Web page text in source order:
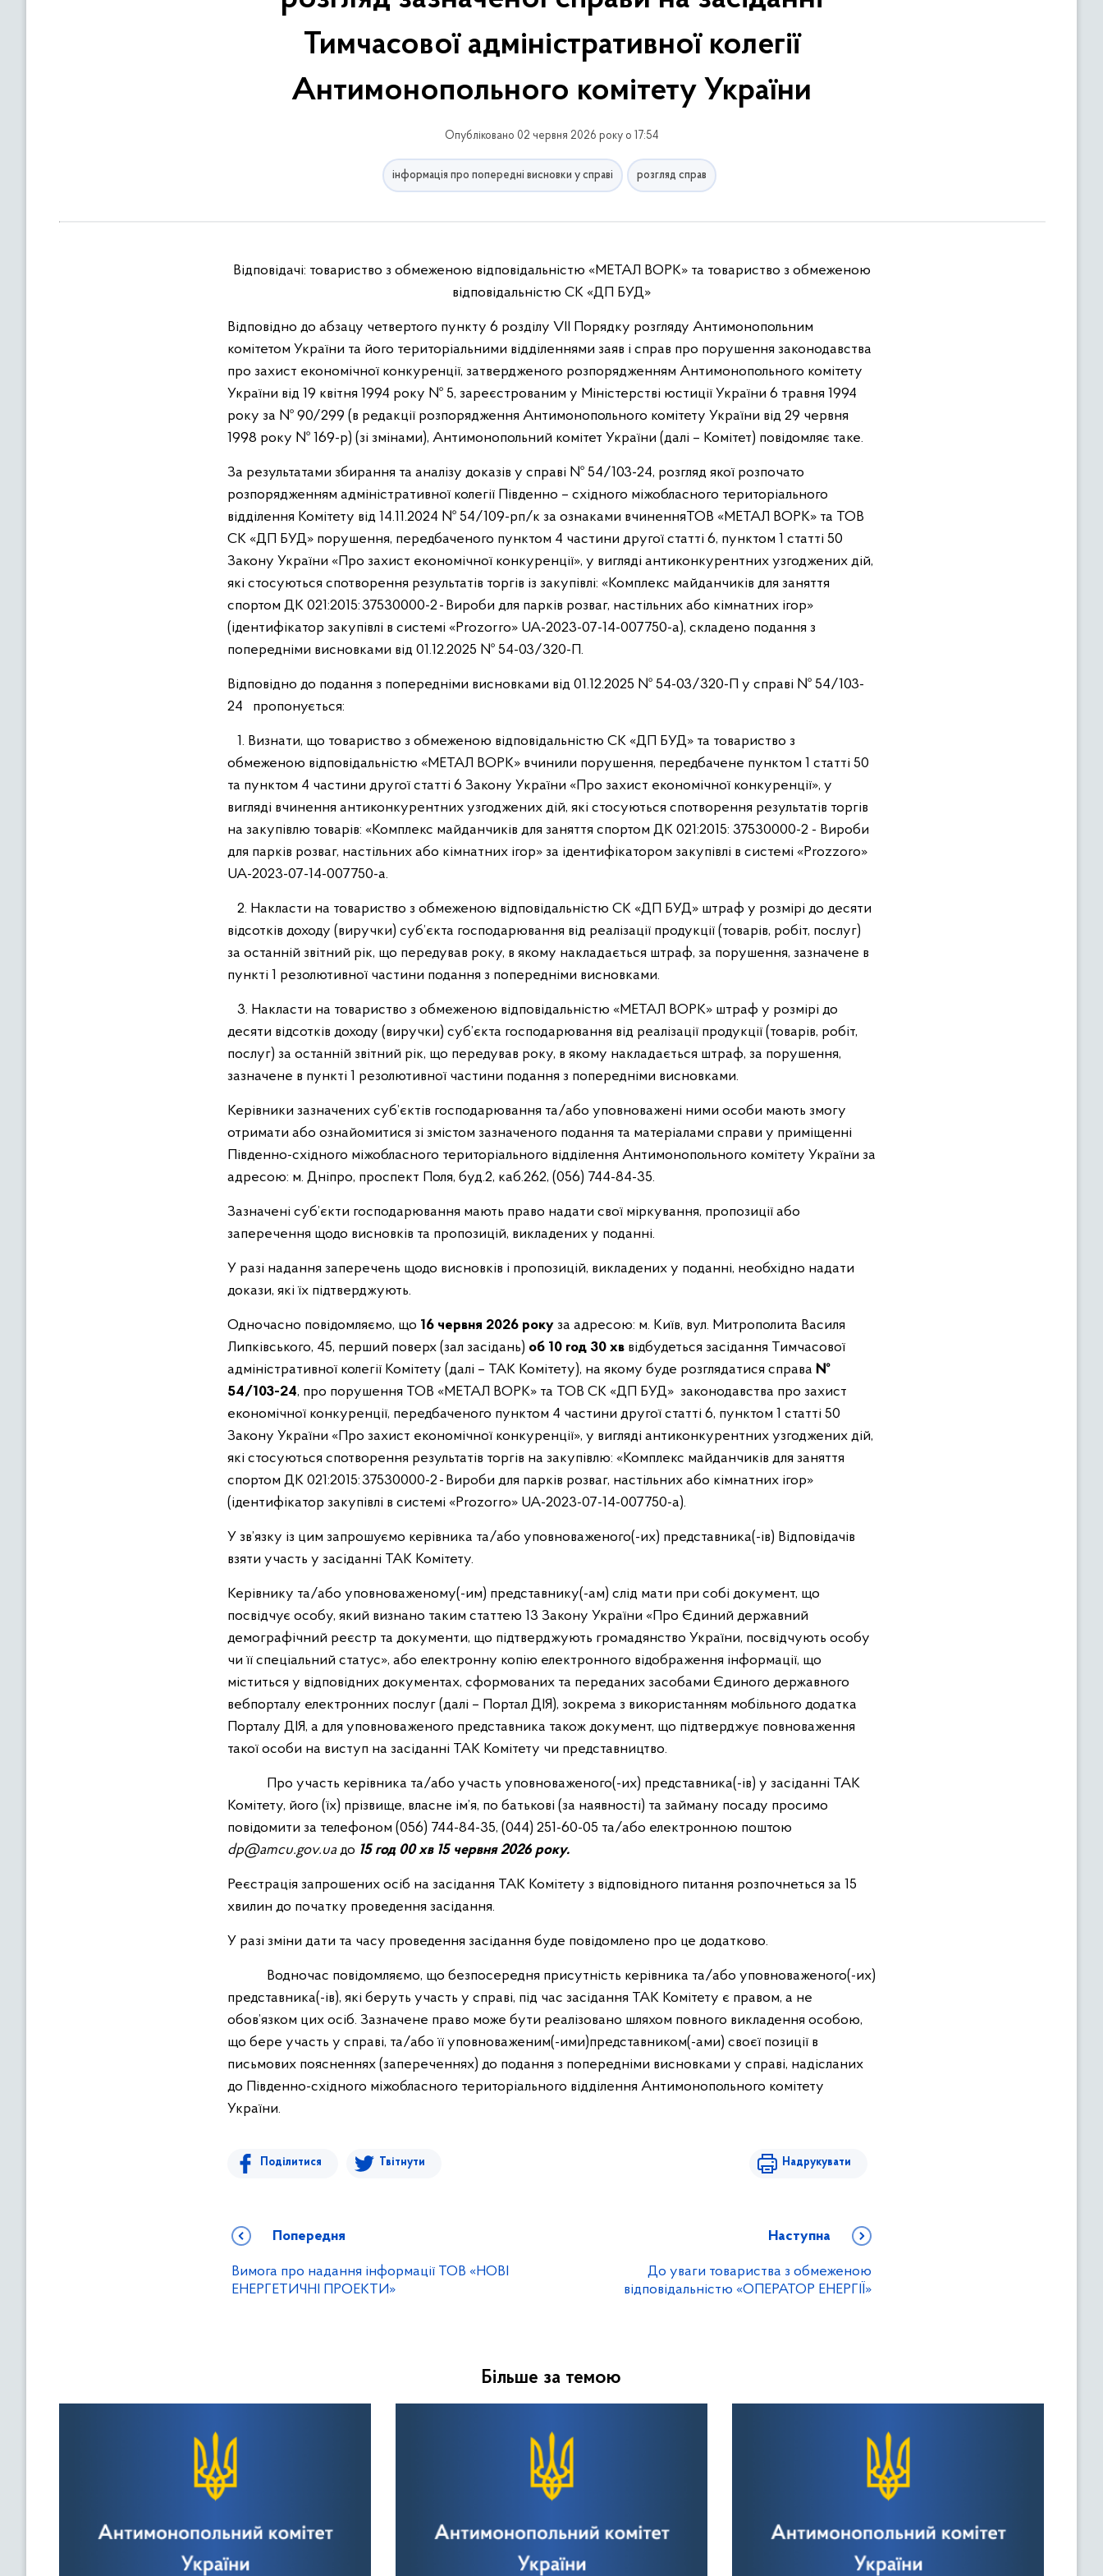
Тимчасової адміністративної колегії
Антимонопольного комітету України
Опубліковано 02 червня 2026 року о 17:54
інформація про попередні висновки у справі розгляд справ
Відповідачі: товариство з обмеженою відповідальністю «МЕТАЛ ВОРК» та товариство з обмеженою
відповідальністю СК «ДП БУД»
Відповідно до абзацу четвертого пункту 6 розділу VIІ Порядку розгляду Антимонопольним
комітетом України та його територіальними відділеннями заяв і справ про порушення законодавства
про захист економічної конкуренції, затвердженого розпорядженням Антимонопольного комітету
України від 19 квітня 1994 року № 5, зареєстрованим у Міністерстві юстиції України 6 травня 1994
року за № 90/299 (в редакції розпорядження Антимонопольного комітету України від 29 червня
1998 року № 169-р) (зі змінами), Антимонопольний комітет України (далі – Комітет) повідомляє таке.
За результатами збирання та аналізу доказів у справі № 54/103-24, розгляд якої розпочато
розпорядженням адміністративної колегії Південно – східного міжобласного територіального
відділення Комітету від 14.11.2024 № 54/109-рп/к за ознаками вчиненняТОВ «МЕТАЛ ВОРК» та ТОВ
СК «ДП БУД» порушення, передбаченого пунктом 4 частини другої статті 6, пунктом 1 статті 50
Закону України «Про захист економічної конкуренції», у вигляді антиконкурентних узгоджених дій,
які стосуються спотворення результатів торгів із закупівлі: «Комплекс майданчиків для заняття
спортом ДК 021:2015: 37530000-2 - Вироби для парків розваг, настільних або кімнатних ігор»
(ідентифікатор закупівлі в системі «Prozorro» UA-2023-07-14-007750-а), складено подання з
попередніми висновками від 01.12.2025 № 54-03/320-П.
Відповідно до подання з попередніми висновками від 01.12.2025 № 54-03/320-П у справі № 54/103-
24 пропонується:
1. Визнати, що товариство з обмеженою відповідальністю СК «ДП БУД» та товариство з
обмеженою відповідальністю «МЕТАЛ ВОРК» вчинили порушення, передбачене пунктом 1 статті 50
та пунктом 4 частини другої статті 6 Закону України «Про захист економічної конкуренції», у
вигляді вчинення антиконкурентних узгоджених дій, які стосуються спотворення результатів торгів
на закупівлю товарів: «Комплекс майданчиків для заняття спортом ДК 021:2015: 37530000-2 - Вироби
для парків розваг, настільних або кімнатних ігор» за ідентифікатором закупівлі в системі «Prozzoro»
UA-2023-07-14-007750-a.
2. Накласти на товариство з обмеженою відповідальністю СК «ДП БУД» штраф у розмірі до десяти
відсотків доходу (виручки) суб’єкта господарювання від реалізації продукції (товарів, робіт, послуг)
за останній звітний рік, що передував року, в якому накладається штраф, за порушення, зазначене в
пункті 1 резолютивної частини подання з попередніми висновками.
3. Накласти на товариство з обмеженою відповідальністю «МЕТАЛ ВОРК» штраф у розмірі до
десяти відсотків доходу (виручки) суб’єкта господарювання від реалізації продукції (товарів, робіт,
послуг) за останній звітний рік, що передував року, в якому накладається штраф, за порушення,
зазначене в пункті 1 резолютивної частини подання з попередніми висновками.
Керівники зазначених суб’єктів господарювання та/або уповноважені ними особи мають змогу
отримати або ознайомитися зі змістом зазначеного подання та матеріалами справи у приміщенні
Південно-східного міжобласного територіального відділення Антимонопольного комітету України за
адресою: м. Дніпро, проспект Поля, буд.2, каб.262, (056) 744-84-35.
Зазначені суб’єкти господарювання мають право надати свої міркування, пропозиції або
заперечення щодо висновків та пропозицій, викладених у поданні.
У разі надання заперечень щодо висновків і пропозицій, викладених у поданні, необхідно надати
докази, які їх підтверджують.
Одночасно повідомляємо, що 16 червня 2026 року за адресою: м. Київ, вул. Митрополита Василя
Липківського, 45, перший поверх (зал засідань) об 10 год 30 хв відбудеться засідання Тимчасової
адміністративної колегії Комітету (далі – ТАК Комітету), на якому буде розглядатися справа №
54/103-24, про порушення ТОВ «МЕТАЛ ВОРК» та ТОВ СК «ДП БУД» законодавства про захист
економічної конкуренції, передбаченого пунктом 4 частини другої статті 6, пунктом 1 статті 50
Закону України «Про захист економічної конкуренції», у вигляді антиконкурентних узгоджених дій,
які стосуються спотворення результатів торгів на закупівлю: «Комплекс майданчиків для заняття
спортом ДК 021:2015: 37530000-2 - Вироби для парків розваг, настільних або кімнатних ігор»
(ідентифікатор закупівлі в системі «Prozorro» UA-2023-07-14-007750-а).
У зв’язку із цим запрошуємо керівника та/або уповноваженого(-их) представника(-ів) Відповідачів
взяти участь у засіданні ТАК Комітету.
Керівнику та/або уповноваженому(-им) представнику(-ам) слід мати при собі документ, що
посвідчує особу, який визнано таким статтею 13 Закону України «Про Єдиний державний
демографічний реєстр та документи, що підтверджують громадянство України, посвідчують особу
чи її спеціальний статус», або електронну копію електронного відображення інформації, що
міститься у відповідних документах, сформованих та переданих засобами Єдиного державного
вебпорталу електронних послуг (далі – Портал ДІЯ), зокрема з використанням мобільного додатка
Порталу ДІЯ, а для уповноваженого представника також документ, що підтверджує повноваження
такої особи на виступ на засіданні ТАК Комітету чи представництво.
Про участь керівника та/або участь уповноваженого(-их) представника(-ів) у засіданні ТАК
Комітету, його (їх) прізвище, власне ім’я, по батькові (за наявності) та займану посаду просимо
повідомити за телефоном (056) 744-84-35, (044) 251-60-05 та/або електронною поштою
dp@amcu.gov.uaдо 15 год 00 хв 15 червня 2026 року.
Реєстрація запрошених осіб на засідання ТАК Комітету з відповідного питання розпочнеться за 15
хвилин до початку проведення засідання.
У разі зміни дати та часу проведення засідання буде повідомлено про це додатково.
Водночас повідомляємо, що безпосередня присутність керівника та/або уповноваженого(-их)
представника(-ів), які беруть участь у справі, під час засідання ТАК Комітету є правом, а не
обов’язком цих осіб. Зазначене право може бути реалізовано шляхом повного викладення особою,
що бере участь у справі, та/або її уповноваженим(-ими)представником(-ами) своєї позиції в
письмових поясненнях (запереченнях) до подання з попередніми висновками у справі, надісланих
до Південно-східного міжобласного територіального відділення Антимонопольного комітету
України.
Поділитися Твітнути Надрукувати
Попередня
Вимога про надання інформації ТОВ «НОВІ
ЕНЕРГЕТИЧНІ ПРОЕКТИ»
Наступна
До уваги товариства з обмеженою
відповідальністю «ОПЕРАТОР ЕНЕРГІЇ»
Більше за темою